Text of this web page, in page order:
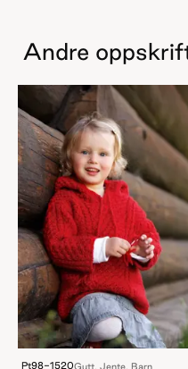
Andre
Pt98-1520Gutt, Jente, Barn